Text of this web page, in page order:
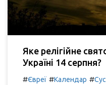
Яке релігійне
Україні 14 серпня?
#Євреї #Календар #